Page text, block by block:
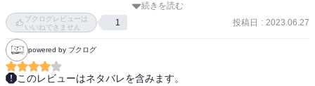
ひとまず、ホームズをまた読みたくなっちゃった。
続きを読む
ブクログレビューは
いいねできません
1 投稿日 : 2023.06.27
powered by ブクログ
このレビューはネタバレを含みます。